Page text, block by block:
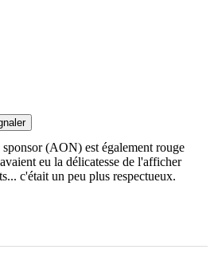
sponsor (AON) est également rouge
eu la délicatesse de l'afficher
c'était un peu plus respectueux.